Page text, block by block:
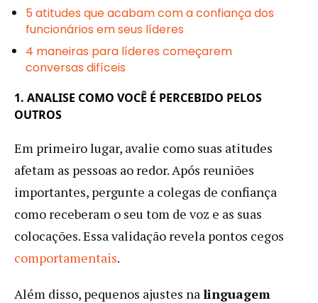
5 atitudes que acabam com a confiança dos
funcionários em seus líderes
4 maneiras para líderes começarem
conversas difíceis
1. ANALISE COMO VOCÊ É PERCEBIDO PELOS
OUTROS
Em primeiro lugar, avalie como suas atitudes
afetam as pessoas ao redor. Após reuniões
importantes, pergunte a colegas de confiança
como receberam o seu tom de voz e as suas
colocações. Essa validação revela pontos cegos
comportamentais.
Além disso, pequenos ajustes nalinguagem